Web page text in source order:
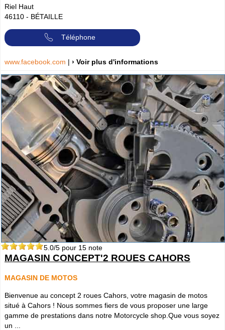
Riel Haut
46110 - BÉTAILLE
Téléphone
www.facebook.com | › Voir plus d'informations
5.0/5 pour 15 note
MAGASIN CONCEPT'2 ROUES CAHORS
MAGASIN DE MOTOS
Bienvenue au concept 2 roues Cahors, votre magasin de motos
situé à Cahors ! Nous sommes fiers de vous proposer une large
gamme de prestations dans notre Motorcycle shop.Que vous soyez
un ...